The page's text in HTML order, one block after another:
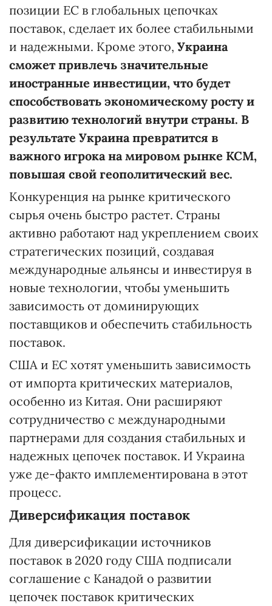
позиции ЕС в глобальных цепочках
поставок, сделает их более стабильными
и надежными. Кроме этого, Украина
сможет привлечь значительные
иностранные инвестиции, что будет
способствовать экономическому росту и
развитию технологий внутри страны. В
результате Украина превратится в
важного игрока на мировом рынке КСМ,
повышая свой геополитический вес.
Конкуренция на рынке критического
сырья очень быстро растет. Страны
активно работают над укреплением своих
стратегических позиций, создавая
международные альянсы и инвестируя в
новые технологии, чтобы уменьшить
зависимость от доминирующих
поставщиков и обеспечить стабильность
поставок.
США и ЕС хотят уменьшить зависимость
от импорта критических материалов,
особенно из Китая. Они расширяют
сотрудничество с международными
партнерами для создания стабильных и
надежных цепочек поставок. И Украина
уже де-факто имплементирована в этот
процесс.
Диверсификация поставок
Для диверсификации источников
поставок в 2020 году США подписали
соглашение с Канадой о развитии
цепочек поставок критических